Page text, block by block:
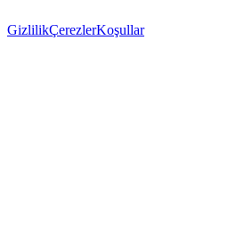
GizlilikÇerezlerKoşullar